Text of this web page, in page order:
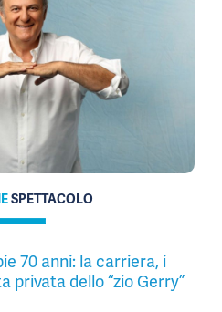
SPETTACOLO
70 anni: la carriera, i
privata dello “zio Gerry”